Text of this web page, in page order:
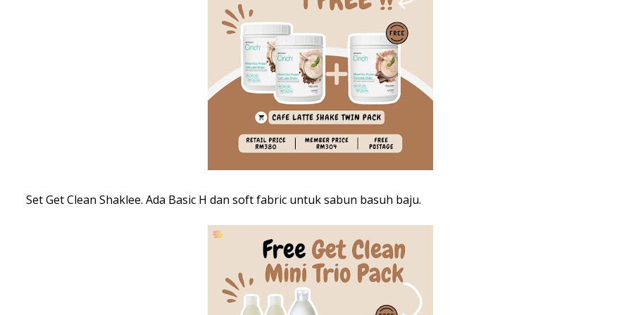
Set Get Clean Shaklee. Ada Basic H dan soft fabric untuk sabun basuh baju.